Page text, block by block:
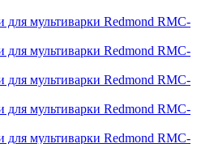
для мультиварки Redmond RMC-
для мультиварки Redmond RMC-
для мультиварки Redmond RMC-
для мультиварки Redmond RMC-
для мультиварки Redmond RMC-